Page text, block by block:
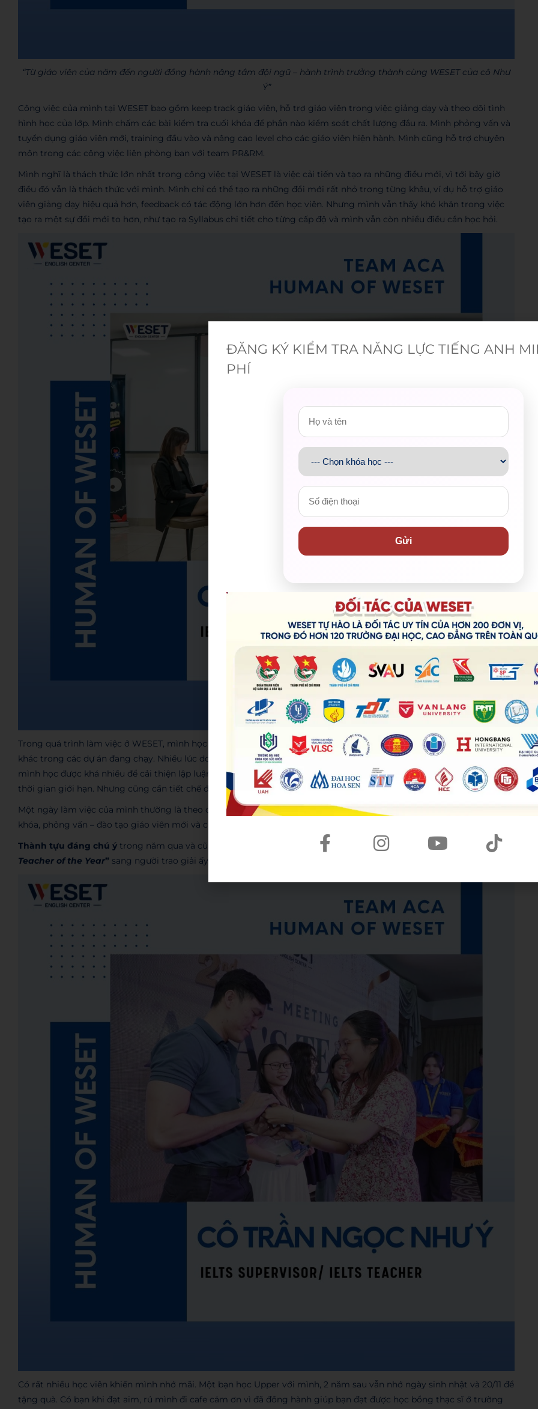
“Từ giáo viên của năm đến người đồng hành nâng tầm đội ngũ – hành trình trưởng thành cùng WESET của cô Như
Ý”
Công việc của mình tại WESET bao gồm keep track giáo viên, hỗ trợ giáo viên trong việc giảng dạy và theo dõi tình
hình học của lớp. Mình chấm các bài kiểm tra cuối khóa để phần nào kiểm soát chất lượng đầu ra. Mình phỏng vấn và
tuyển dụng giáo viên mới, training đầu vào và nâng cao level cho các giáo viên hiện hành. Mình cũng hỗ trợ chuyên
môn trong các công việc liên phòng ban với team PR&RM.
Mình nghĩ là thách thức lớn nhất trong công việc tại WESET là việc cải tiến và tạo ra những điều mới, vì tới bây giờ
điều đó vẫn là thách thức với mình. Mình chỉ có thể tạo ra những đổi mới rất nhỏ trong từng khâu, ví dụ hỗ trợ giáo
viên giảng dạy hiệu quả hơn, feedback có tác động lớn hơn đến học viên. Nhưng mình vẫn thấy khó khăn trong việc
tạo ra một sự đổi mới to hơn, như tạo ra Syllabus chi tiết cho từng cấp độ và mình vẫn còn nhiều điều cần học hỏi.
Trong quá trình làm việc ở WESET, mình học được kỹ năngphản biện, đặc biệt là khi thảo luận với các bạn team lead
khác trong các dự án đang chạy. Nhiều lúc do kiến thức sẵn có khiến mình có định kiến, nên khi làm việc với các bạn
mình học được khá nhiều để cải thiện lập luận. Kỹ năng thứ hai làmultitasking, vì thường phải xử lý nhiều việc trong
thời gian giới hạn. Nhưng cũng cần tiết chế để tránh ảnh hưởng đến khả năng tập trung.
Một ngày làm việc của mình thường là theo dõi tình hình lớp học, hỗ trợ giáo viên trong giảng dạy, chấm bài cuối
khóa, phỏng vấn – đào tạo giáo viên mới và cũ, cùng với các công việc chuyên môn liên phòng ban.
Thành tựu đáng chú ý trong năm qua và cũng là điều khiến mình vui nhất là được chuyển từ người nhận giải “IELTS
Teacher of the Year” sang người trao giải ấy cho các bạn giáo viên tài năng hơn.
Có rất nhiều học viên khiến mình nhớ mãi. Một bạn học Upper với mình, 2 năm sau vẫn nhớ ngày sinh nhật và 20/11 để
tặng quà. Có bạn khi đạt aim, rủ mình đi cafe cảm ơn vì đã đồng hành giúp bạn đạt được học bổng thạc sĩ ở trường
ĐĂNG KÝ KIỂM TRA NĂNG LỰC TIẾNG ANH
PHÍ
Gửi